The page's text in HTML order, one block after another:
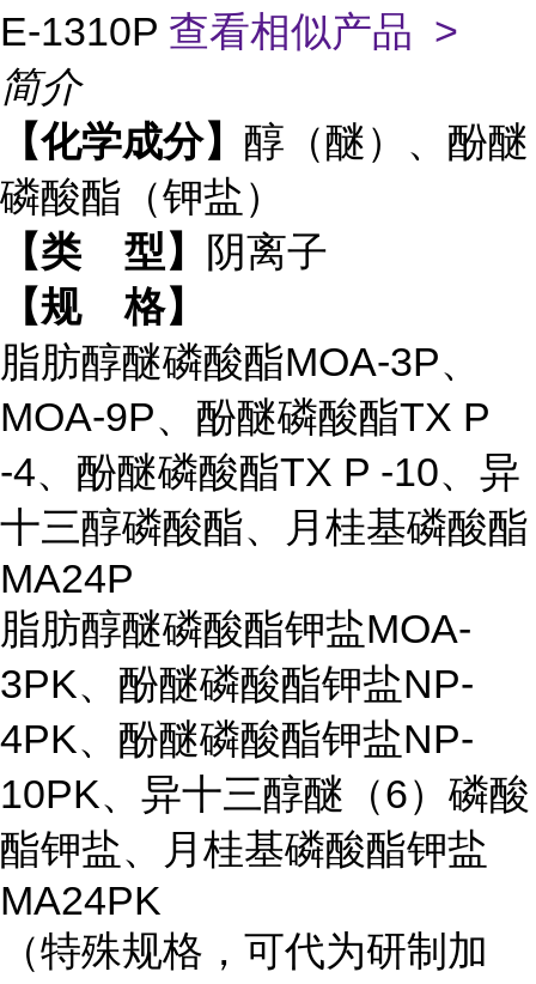
E-1310P 查看相似产品 >
简介
【化学成分】 醇（醚）、酚醚
磷酸酯（钾盐）
【类 型】
阴离子
【规格】
脂肪醇醚磷酸酯MOA-3P、
MOA-9P、酚醚磷酸酯TX P
-4、酚醚磷酸酯TX P -10、异
十三醇磷酸酯、月桂基磷酸酯
MA24P
脂肪醇醚磷酸酯钾盐MOA-
3PK、酚醚磷酸酯钾盐NP-
4PK、酚醚磷酸酯钾盐NP-
10PK、异十三醇醚（6）磷酸
酯钾盐、月桂基磷酸酯钾盐
MA24PK
（特殊规格，可代为研制加